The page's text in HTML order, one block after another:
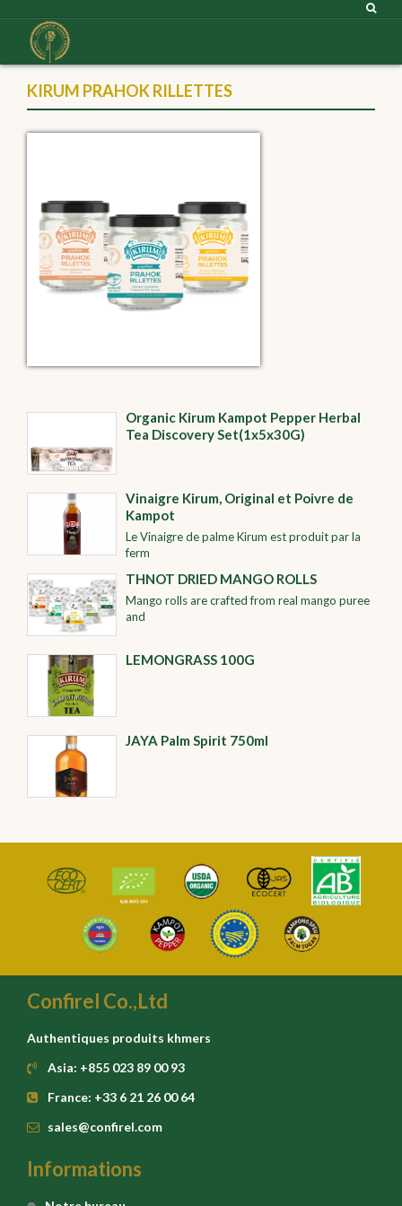
KIRUM PRAHOK RILLETTES
Organic Kirum Kampot Pepper Herbal
Tea Discovery Set(1x5x30G)
Vinaigre Kirum, Original et Poivre de
Kampot
Le Vinaigre de palme Kirum est produit par la
ferm
THNOT DRIED MANGO ROLLS
Mango rolls are crafted from real mango puree
and
LEMONGRASS 100G
JAYA Palm Spirit 750ml
Confirel Co.,Ltd
Authentiques produits khmers
Asia: +855 023 89 00 93
France: +33 6 21 26 00 64
sales@confirel.com
Informations